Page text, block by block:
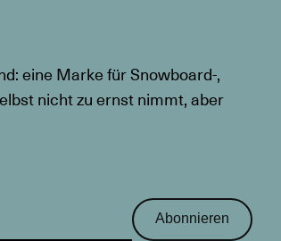
eine Marke für Snowboard-,
nicht zu ernst nimmt, aber
Abonnieren